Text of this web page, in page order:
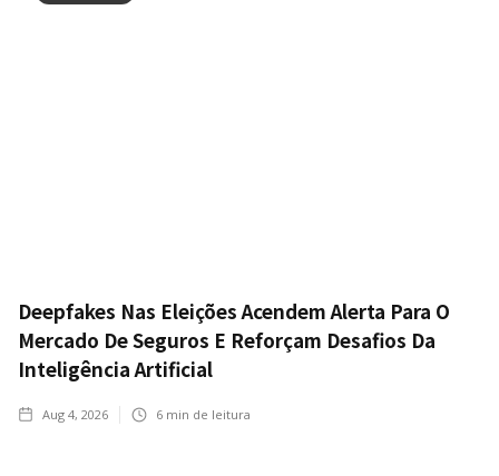
Deepfakes Nas Eleições Acendem Alerta Para O
Mercado De Seguros E Reforçam Desafios Da
Inteligência Artificial
Aug 4, 2026 6 min de leitura